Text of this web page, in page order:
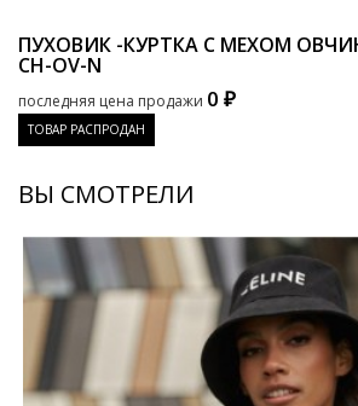
ПУХОВИК -КУРТКА С МЕХОМ
CH-OV-N
последняя цена продажи 0 ₽
ТОВАР РАСПРОДАН
ВЫ СМОТРЕЛИ